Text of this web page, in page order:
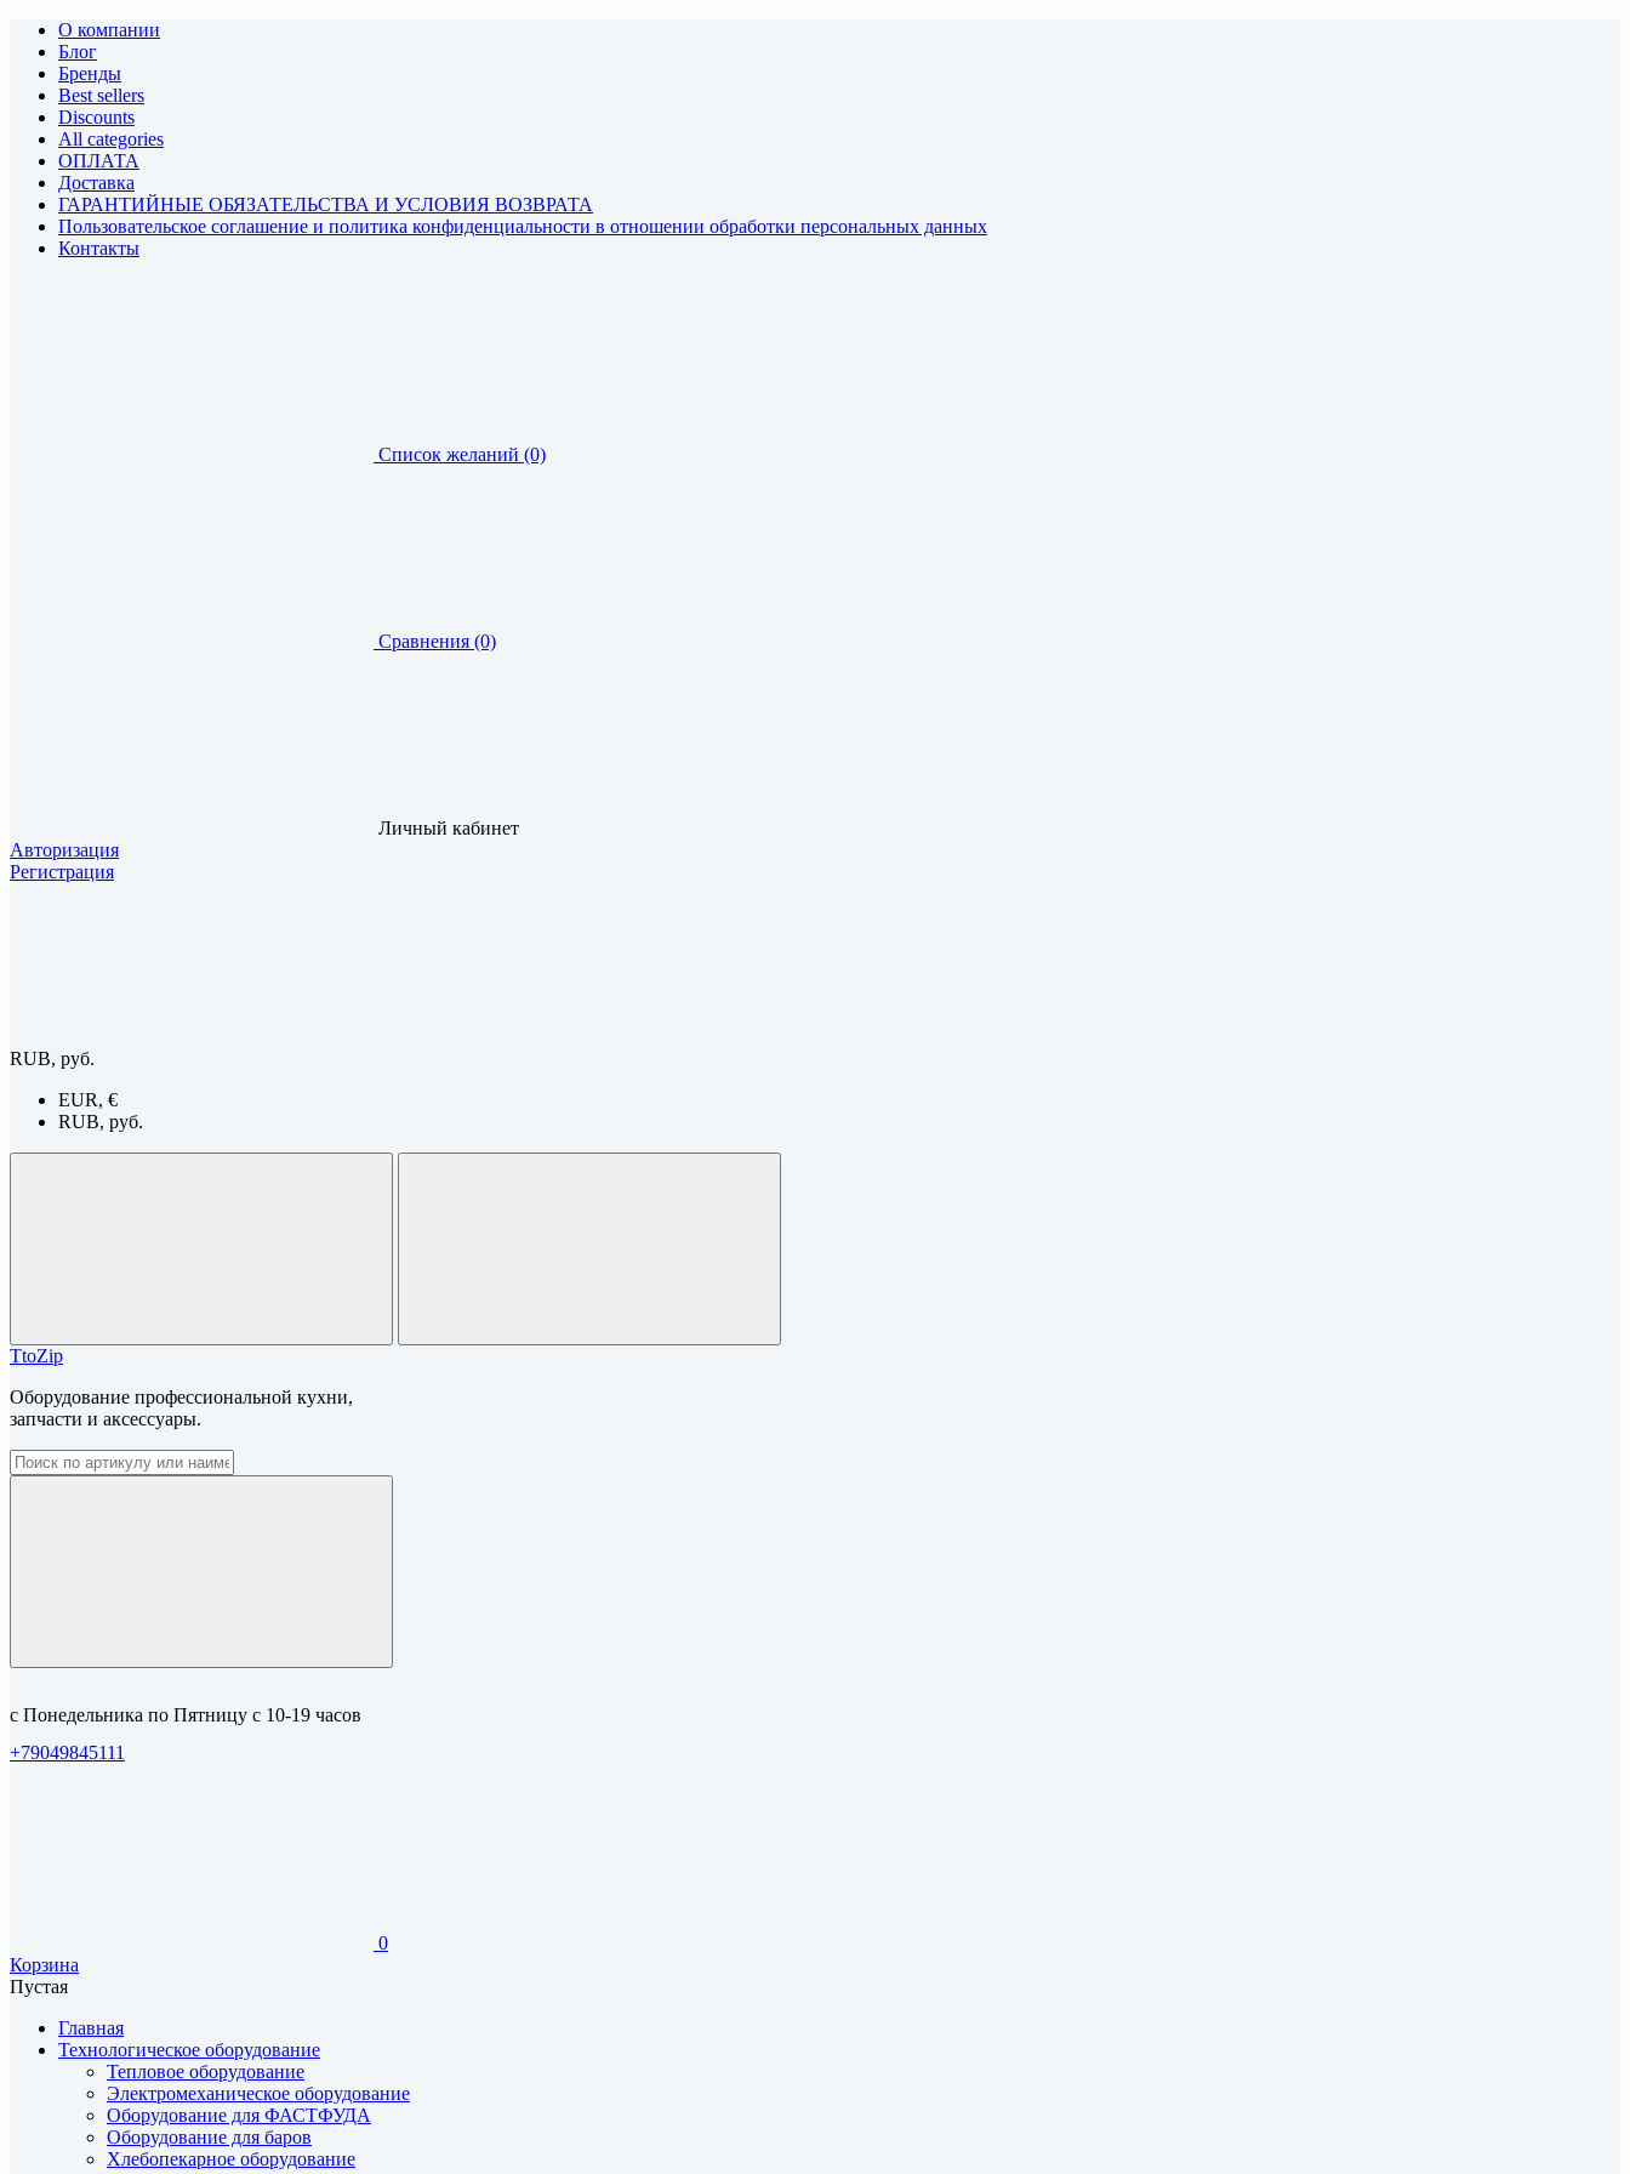
О компании
Блог
Бренды
Best sellers
Discounts
All categories
ОПЛАТА
Доставка
ГАРАНТИЙНЫЕ ОБЯЗАТЕЛЬСТВА И УСЛОВИЯ ВОЗВРАТА
Пользовательское соглашение и политика конфиденциальности в отношении обработки персональных данных
Контакты
Список желаний (0)
Сравнения (0)
Личный кабинет
Авторизация
Регистрация
RUB, руб.
EUR, €
RUB, руб.
TtoZip
Оборудование профессиональной кухни,
запчасти и аксессуары.
с Понедельника по Пятницу с 10-19 часов
+79049845111
0
Корзина
Пустая
Главная
Технологическое оборудование
Тепловое оборудование
Электромеханическое оборудование
Оборудование для ФАСТФУДА
Оборудование для баров
Хлебопекарное оборудование